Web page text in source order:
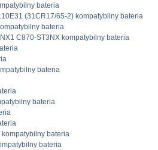
bateria
(31CR17/65-2) kompatybilny bateria
bateria
C870-ST3NX kompatybilny bateria
bateria
bateria
bateria
bateria